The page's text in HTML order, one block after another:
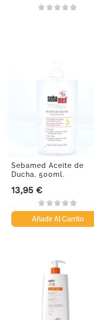
Sebamed Aceite de
Ducha, 500ml.
Precio
13,95 €
Añadir Al Carrito